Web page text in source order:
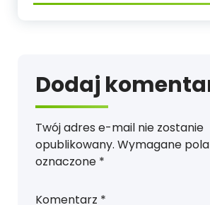
Dodaj
Twój adres e-mail nie zostanie
opublikowany. Wymagane
oznaczone *
Komentarz *